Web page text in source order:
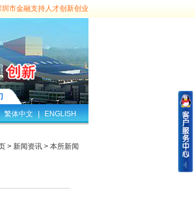
市金融支持人才创新创业
组织”荣誉称号
师行业党史学习教育
成功举行 凝聚爱 抗疫情
东省会计师事务所综合评
计工作 市审计局聘用本
股有限公司下属深圳市兰
繁体中文 | ENGLISH
> 新闻资讯 > 本所新闻